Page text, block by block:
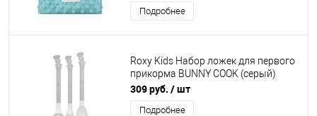
Подробнее
Roxy Kids Набор ложек для первого
прикорма BUNNY COOK (серый)
RFD-020-BL
309 руб. / шт
Подробнее